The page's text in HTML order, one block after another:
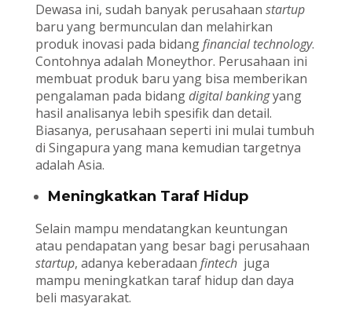
Dewasa ini, sudah banyak perusahaan startup
baru yang bermunculan dan melahirkan
produk inovasi pada bidangfinancial technology.
Contohnya adalah Moneythor. Perusahaan ini
membuat produk baru yang bisa memberikan
pengalaman pada bidangdigital bankingyang
hasil analisanya lebih spesifik dan detail.
Biasanya, perusahaan seperti ini mulai tumbuh
di Singapura yang mana kemudian targetnya
adalah Asia.
Meningkatkan Taraf Hidup
Selain mampu mendatangkan keuntungan
atau pendapatan yang besar bagi perusahaan
startup, adanya keberadaan fintech juga
mampu meningkatkan taraf hidup dan daya
beli masyarakat.